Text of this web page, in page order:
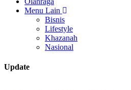
Menu Lain
Bisnis
Lifestyle
Khazanah
Nasional
Update